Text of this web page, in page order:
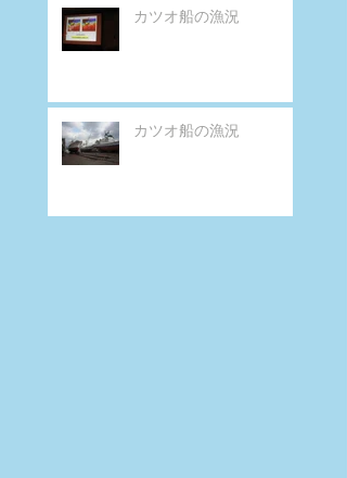
カツオ船の漁況
カツオ船の漁況